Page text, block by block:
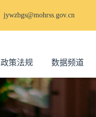
jywzbgs@mohrss.gov.cn
政策法规 数据频道